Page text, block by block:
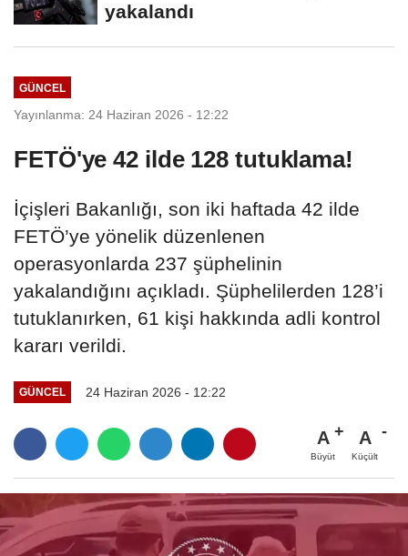
yakalandı
GÜNCEL
Yayınlanma: 24 Haziran 2026 - 12:22
FETÖ'ye 42 ilde 128 tutuklama!
İçişleri Bakanlığı, son iki haftada 42 ilde
FETÖ’ye yönelik düzenlenen
operasyonlarda 237 şüphelinin
yakalandığını açıkladı. Şüphelilerden 128’i
tutuklanırken, 61 kişi hakkında adli kontrol
kararı verildi.
GÜNCEL 24 Haziran 2026 - 12:22
A
Büyüt
A
Küçült